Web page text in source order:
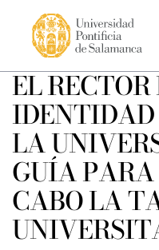
EL
LA
GUÍA
CABO LA